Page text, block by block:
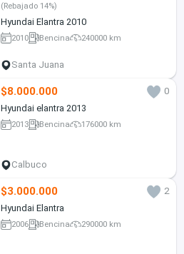
(Rebajado 14%)
Hyundai Elantra 2010
2010 Bencina 240000 km
Santa Juana
$8.000.000
0
Hyundai elantra 2013
2013 Bencina 176000 km
Calbuco
$3.000.000
2
Hyundai Elantra
2006 Bencina 290000 km